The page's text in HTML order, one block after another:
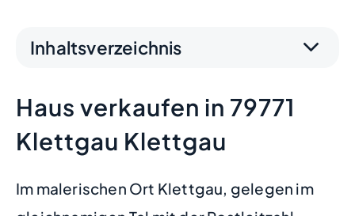
Inhaltsverzeichnis
Haus verkaufen in 79771
Klettgau Klettgau
Im malerischen Ort Klettgau, gelegen im